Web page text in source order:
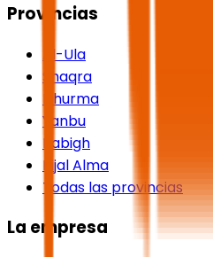
Provincias
Al-Ula
Shaqra
Dhurma
Yanbu
Rabigh
Rijal Alma
Todas las provincias
La empresa